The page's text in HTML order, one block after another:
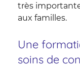
très
aux familles.
Une
soins de